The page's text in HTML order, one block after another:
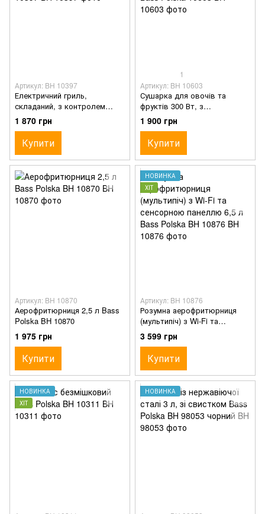
Артикул: BH 10397
Електричний гриль,
складаний, з контролем
температури Bass Polska
10397
1 870 грн
Купити
1
Артикул: BH 10603
Сушарка для овочів та
фруктів 300 Вт, з
регульованими лотками Bass
Polska 10603
1 900 грн
Купити
Артикул: BH 10870
Аерофритюрниця 2,5 л Bass
Polska BH 10870
1 975 грн
Купити
НОВИНКА
ХІТ
Артикул: BH 10876
Розумна аерофритюрниця
(мультипіч) з Wi-Fi та
сенсорною панеллю 6,5 л
Bass Polska BH 10876
3 599 грн
Купити
НОВИНКА
ХІТ
НОВИНКА